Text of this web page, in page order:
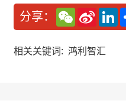
分享：
W
e
C
a
S
n
W
L
n
相关关键词: 鸿利智汇